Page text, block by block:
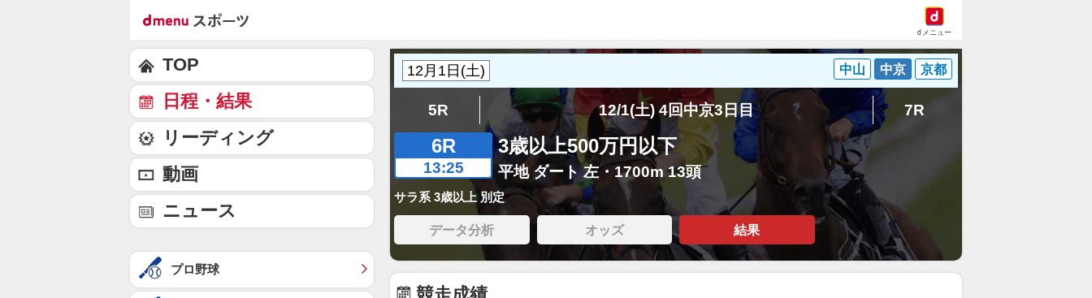
dメニュー
中山 中京 京都
5R 12/1(土) 4回中京3日目 7R
6R
13:25
3歳以上500万円以下
平地 ダート 左・1700m 13頭
サラ系 3歳以上 別定
データ分析 オッズ 結果
TOP
日程・結果
リーディング
動画
ニュース
プロ野球